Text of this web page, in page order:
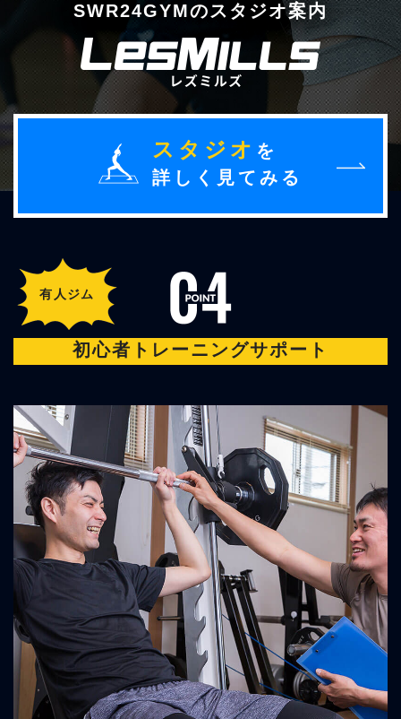
SWR24GYMのスタジオ案内
スタジオ を
詳しく見てみる
有人ジム
初心者トレーニングサポート